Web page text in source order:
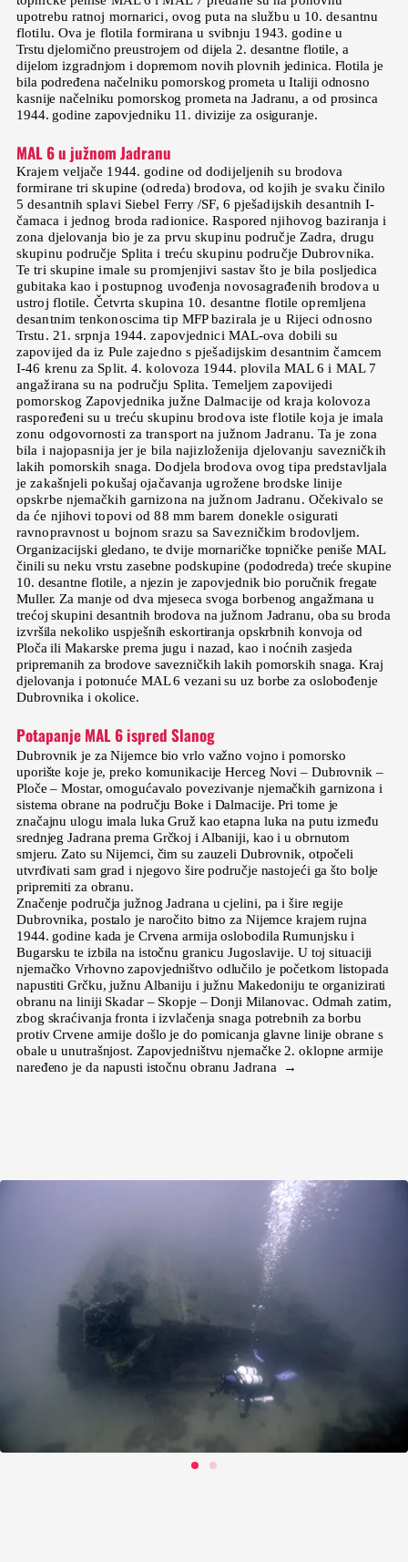
upotrebu ratnoj mornarici, ovog puta na službu u 10. desantnu
flotilu. Ova je flotila formirana u svibnju 1943. godine u
Trstu djelomično preustrojem od dijela 2. desantne flotile, a
dijelom izgradnjom i dopremom novih plovnih jedinica. Flotila je
bila podređena načelniku pomorskog prometa u Italiji odnosno
kasnije načelniku pomorskog prometa na Jadranu, a od prosinca
1944. godine zapovjedniku 11. divizije za osiguranje.
MAL 6 u južnom Jadranu
Krajem veljače 1944. godine od dodijeljenih su brodova
formirane tri skupine (odreda) brodova, od kojih je svaku činilo
5 desantnih splavi Siebel Ferry /SF, 6 pješadijskih desantnih I-
čamaca i jednog broda radionice. Raspored njihovog baziranja i
zona djelovanja bio je za prvu skupinu područje Zadra, drugu
skupinu područje Splita i treću skupinu područje Dubrovnika.
Te tri skupine imale su promjenjivi sastav što je bila posljedica
gubitaka kao i postupnog uvođenja novosagrađenih brodova u
ustroj flotile. Četvrta skupina 10. desantne flotile opremljena
desantnim tenkonoscima tip MFP bazirala je u Rijeci odnosno
Trstu. 21. srpnja 1944. zapovjednici MAL-ova dobili su
zapovijed da iz Pule zajedno s pješadijskim desantnim čamcem
I-46 krenu za Split. 4. kolovoza 1944. plovila MAL 6 i MAL 7
angažirana su na području Splita. Temeljem zapovijedi
pomorskog Zapovjednika južne Dalmacije od kraja kolovoza
raspoređeni su u treću skupinu brodova iste flotile koja je imala
zonu odgovornosti za transport na južnom Jadranu. Ta je zona
bila i najopasnija jer je bila najizloženija djelovanju savezničkih
lakih pomorskih snaga. Dodjela brodova ovog tipa predstavljala
je zakašnjeli pokušaj ojačavanja ugrožene brodske linije
opskrbe njemačkih garnizona na južnom Jadranu. Očekivalo se
da će njihovi topovi od 88 mm barem donekle osigurati
ravnopravnost u bojnom srazu sa Savezničkim brodovljem.
Organizacijski gledano, te dvije mornaričke topničke peniše MAL
činili su neku vrstu zasebne podskupine (pododreda) treće skupine
10. desantne flotile, a njezin je zapovjednik bio poručnik fregate
Muller. Za manje od dva mjeseca svoga borbenog angažmana u
trećoj skupini desantnih brodova na južnom Jadranu, oba su broda
izvršila nekoliko uspješnih eskortiranja opskrbnih konvoja od
Ploča ili Makarske prema jugu i nazad, kao i noćnih zasjeda
pripremanih za brodove savezničkih lakih pomorskih snaga. Kraj
djelovanja i potonuće MAL 6 vezani su uz borbe za oslobođenje
Dubrovnika i okolice.
Potapanje MAL 6 ispred Slanog
Dubrovnik je za Nijemce bio vrlo važno vojno i pomorsko
uporište koje je, preko komunikacije Herceg Novi – Dubrovnik –
Ploče – Mostar, omogućavalo povezivanje njemačkih garnizona i
sistema obrane na području Boke i Dalmacije. Pri tome je
značajnu ulogu imala luka Gruž kao etapna luka na putu između
srednjeg Jadrana prema Grčkoj i Albaniji, kao i u obrnutom
smjeru. Zato su Nijemci, čim su zauzeli Dubrovnik, otpočeli
utvrđivati sam grad i njegovo šire područje nastojeći ga što bolje
pripremiti za obranu.
Značenje područja južnog Jadrana u cjelini, pa i šire regije
Dubrovnika, postalo je naročito bitno za Nijemce krajem rujna
1944. godine kada je Crvena armija oslobodila Rumunjsku i
Bugarsku te izbila na istočnu granicu Jugoslavije. U toj situaciji
njemačko Vrhovno zapovjedništvo odlučilo je početkom listopada
napustiti Grčku, južnu Albaniju i južnu Makedoniju te organizirati
obranu na liniji Skadar – Skopje – Donji Milanovac. Odmah zatim,
zbog skraćivanja fronta i izvlačenja snaga potrebnih za borbu
protiv Crvene armije došlo je do pomicanja glavne linije obrane s
obale u unutrašnjost. Zapovjedništvu njemačke 2. oklopne armije
naređeno je da napusti istočnu obranu Jadrana →